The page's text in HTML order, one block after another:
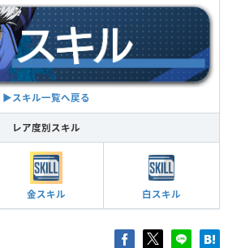
▶︎スキル一覧へ戻る
レア度別スキル
金スキル 白スキル